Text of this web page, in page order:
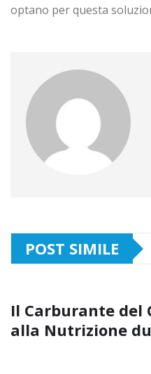
optano per questa
POST SIMILE
Il Carburante del
alla Nutrizione